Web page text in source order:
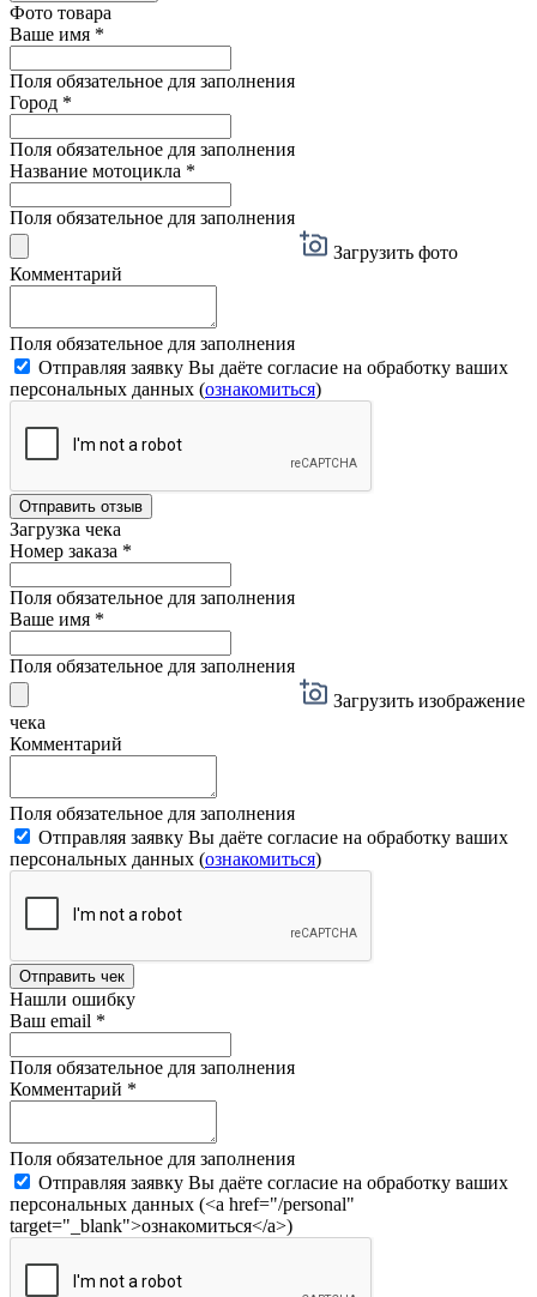
Фото товара
Ваше имя *
Поля обязательное для заполнения
Город *
Поля обязательное для заполнения
Название мотоцикла *
Поля обязательное для заполнения
Загрузить фото
Комментарий
Поля обязательное для заполнения
Отправляя заявку Вы даёте согласие на обработку ваших
персональных данных (ознакомиться)
Отправить отзыв
Загрузка чека
Номер заказа *
Поля обязательное для заполнения
Ваше имя *
Поля обязательное для заполнения
Загрузить изображение
чека
Комментарий
Поля обязательное для заполнения
Отправляя заявку Вы даёте согласие на обработку ваших
персональных данных (ознакомиться)
Отправить чек
Нашли ошибку
Ваш email *
Поля обязательное для заполнения
Комментарий *
Поля обязательное для заполнения
Отправляя заявку Вы даёте согласие на обработку ваших
персональных данных (<a href="/personal"
target="_blank">ознакомиться</a>)